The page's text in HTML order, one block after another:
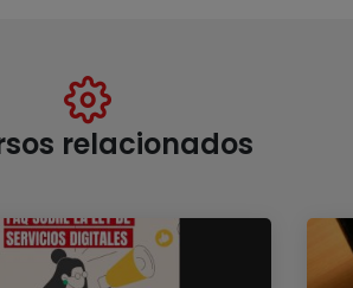
relacionados